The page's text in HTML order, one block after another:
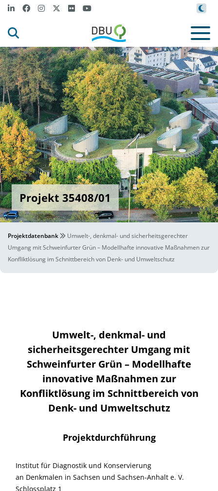
Projekt 35408/01
Projektdatenbank
Umwelt-, denkmal- und sicherheitsgerechter
Umgang mit Schweinfurter Grün – Modellhafte innovative Maßnahmen zur
Konfliktlösung im Schnittbereich von Denk- und Umweltschutz
Umwelt-, denkmal- und
sicherheitsgerechter Umgang mit
Schweinfurter Grün – Modellhafte
innovative Maßnahmen zur
Konfliktlösung im Schnittbereich von
Denk- und Umweltschutz
Projektdurchführung
Institut für Diagnostik und Konservierung
an Denkmalen in Sachsen und Sachsen-Anhalt e. V.
Schlossplatz 1